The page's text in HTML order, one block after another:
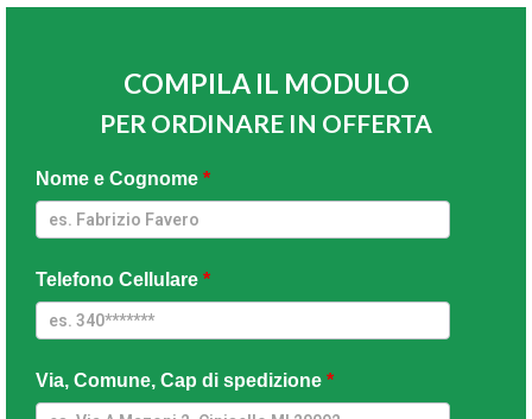
COMPILA IL MODULO
PER ORDINARE IN OFFERTA
Umidificatore
Antigravita
Nome e Cognome *
Telefono Cellulare *
Via, Comune, Cap di spedizione *